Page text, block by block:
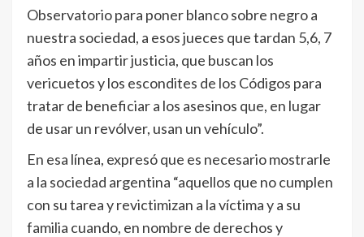
Observatorio para poner blanco sobre negro a
nuestra sociedad, a esos jueces que tardan 5,6, 7
años en impartir justicia, que buscan los
vericuetos y los escondites de los Códigos para
tratar de beneficiar a los asesinos que, en lugar
de usar un revólver, usan un vehículo”.
En esa línea, expresó que es necesario mostrarle
a la sociedad argentina “aquellos que no cumplen
con su tarea y revictimizan a la víctima y a su
familia cuando, en nombre de derechos y